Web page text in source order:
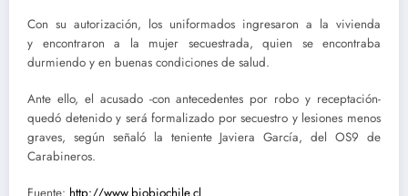
Con su autorización, los uniformados ingresaron a la vivienda
y encontraron a la mujer secuestrada, quien se encontraba
durmiendo y en buenas condiciones de salud.
Ante ello, el acusado -con antecedentes por robo y receptación-
quedó detenido y será formalizado por secuestro y lesiones menos
graves, según señaló la teniente Javiera García, del OS9 de
Carabineros.